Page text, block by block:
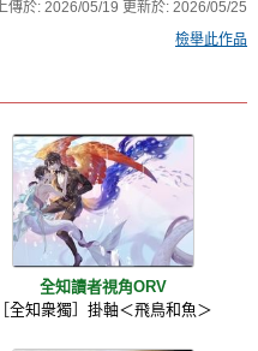
上傳於: 2026/05/19 更新於: 2026/05/25
檢舉此作品
全知讀者視角ORV
［全知衆獨］掛軸＜飛鳥和魚＞